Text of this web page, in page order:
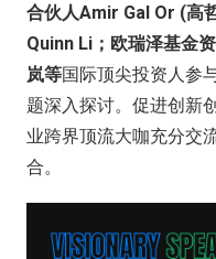
合伙人Amir Gal Or (高
Quinn Li；欧瑞泽基金
岚等国际顶尖投资人参
题深入探讨。促进创新
业跨界顶流大咖充分交
合。